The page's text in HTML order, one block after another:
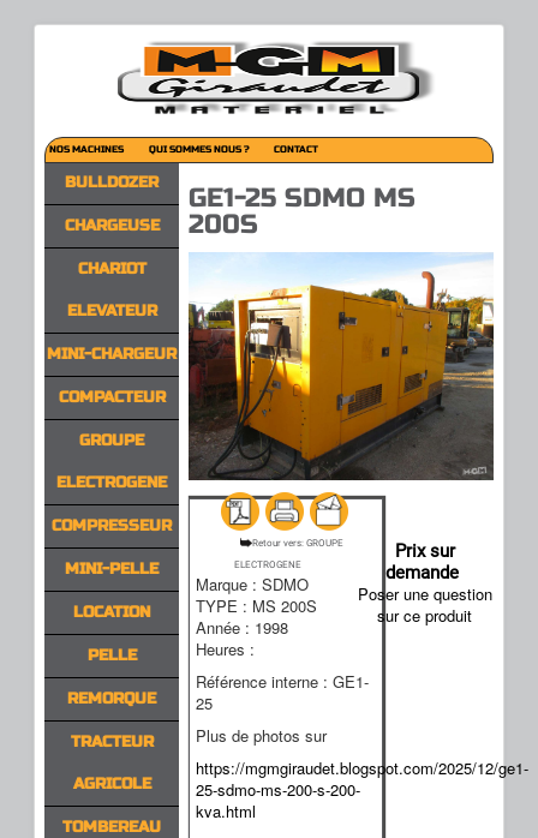
BULLDOZER
CHARGEUSE
CHARIOT
ELEVATEUR
MINI-CHARGEUR
COMPACTEUR
GROUPE
ELECTROGENE
COMPRESSEUR
MINI-PELLE
LOCATION
PELLE
REMORQUE
TRACTEUR
AGRICOLE
TOMBEREAU
NOS MACHINES QUI SOMMES NOUS ? CONTACT
GE1-25 SDMO MS
200S
Prix sur
demande
Poser une question
sur ce produit
Retour vers: GROUPE
ELECTROGENE
Marque : SDMO
TYPE : MS 200S
Année : 1998
Heures :
Référence interne : GE1-
25
Plus de photos sur
https://mgmgiraudet.blogspot.com/2025/12/ge1-
25-sdmo-ms-200-s-200-
kva.html